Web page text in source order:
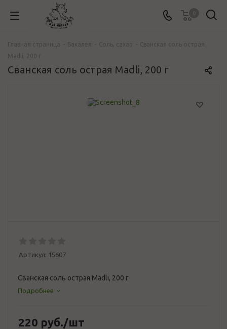
Сванская соль острая Madli, 200 г
Артикул: 15607
Сванская соль острая Madli, 200 г
Подробнее
220 руб./шт